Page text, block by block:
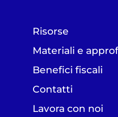
Risorse
Materiali e
Benefici fiscali
Contatti
Lavora con noi